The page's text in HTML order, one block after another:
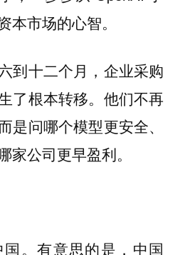
本市场的心智。
到十二个月，企业采购
了根本转移。他们不再
是问哪个模型更安全、
家公司更早盈利。
。有意思的是，中国